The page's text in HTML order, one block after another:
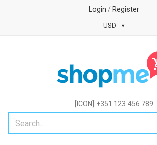
Login / Register
USD
[ICON] +351 123 456 789